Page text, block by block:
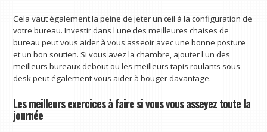
Cela vaut également la peine de jeter un œil à la configuration de
votre bureau. Investir dans l'une des meilleures chaises de
bureau peut vous aider à vous asseoir avec une bonne posture
et un bon soutien. Si vous avez la chambre, ajouter l'un des
meilleurs bureaux debout ou les meilleurs tapis roulants sous-
desk peut également vous aider à bouger davantage.
Les meilleurs exercices à faire si vous vous asseyez toute la
journée